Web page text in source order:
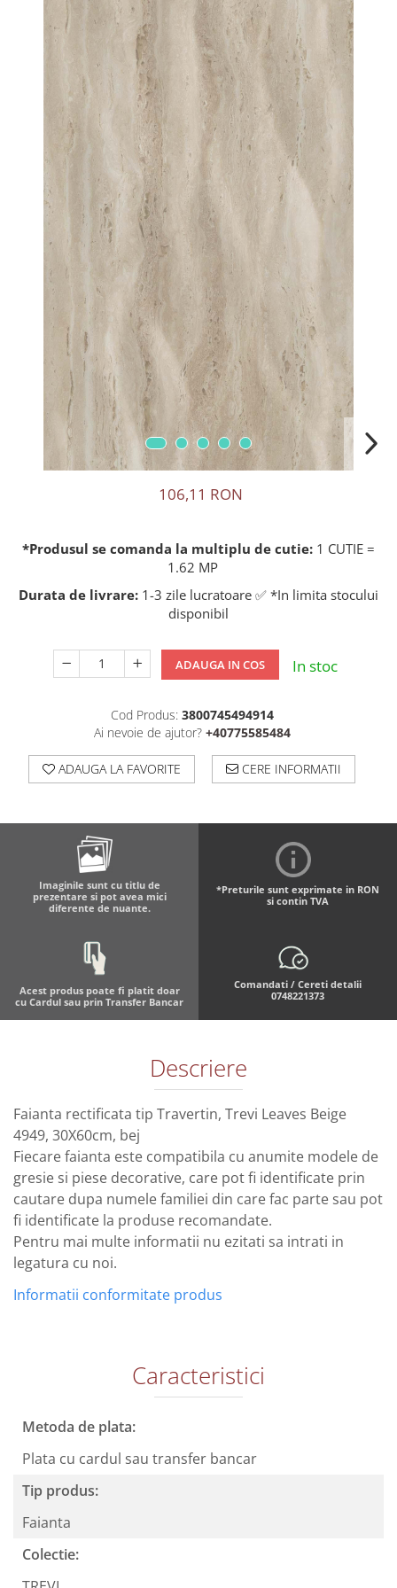
106,11 RON
*Produsul se comanda la multiplu de cutie: 1 CUTIE =
1.62 MP
Durata de livrare: 1-3 zile lucratoare ✅ *In limita stocului
disponibil
ADAUGA IN COS In stoc
Cod Produs: 3800745494914
Ai nevoie de ajutor? +40775585484
ADAUGA LA FAVORITE CERE INFORMATII
Imaginile sunt cu titlu de
prezentare si pot avea mici
diferente de nuante.
*Preturile sunt exprimate in RON
si contin TVA
Acest produs poate fi platit doar
cu Cardul sau prin Transfer Bancar
Comandati / Cereti detalii
0748221373
Descriere
Faianta rectificata tip Travertin, Trevi Leaves Beige
4949, 30X60cm, bej
Fiecare faianta este compatibila cu anumite modele de
gresie si piese decorative, care pot fi identificate prin
cautare dupa numele familiei din care fac parte sau pot
fi identificate la produse recomandate.
Pentru mai multe informatii nu ezitati sa intrati in
legatura cu noi.
Informatii conformitate produs
Caracteristici
Metoda de plata:
Plata cu cardul sau transfer bancar
Tip produs:
Faianta
Colectie: